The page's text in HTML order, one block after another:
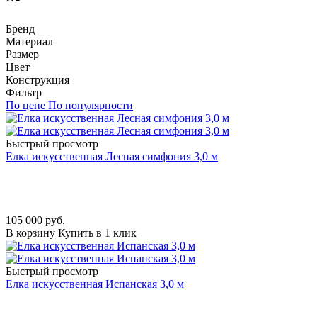
Бренд
Материал
Размер
Цвет
Конструкция
Фильтр
По цене По популярности
Быстрый просмотр
Елка искусственная Лесная симфония 3,0 м
105 000 руб.
В корзину Купить в 1 клик
Быстрый просмотр
Елка искусственная Испанская 3,0 м